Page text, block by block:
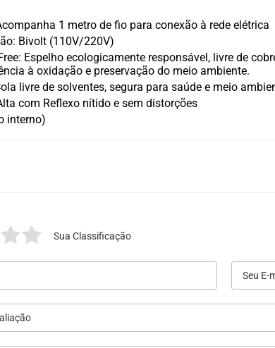
1 metro de fio para conexão à rede elétrica
Bivolt (110V/220V)
Espelho ecologicamente responsável, livre de
à oxidação e preservação do meio ambiente.
livre de solventes, segura para saúde e meio
com Reflexo nítido e sem distorções
interno)
Sua Classificação